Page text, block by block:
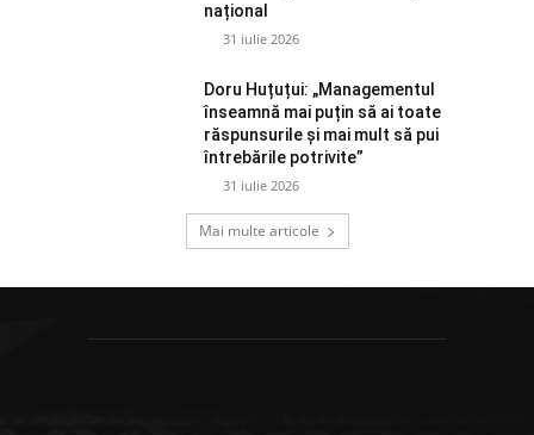
național
31 iulie 2026
Doru Huțuțui: „Managementul
înseamnă mai puțin să ai toate
răspunsurile și mai mult să pui
întrebările potrivite”
31 iulie 2026
Mai multe articole